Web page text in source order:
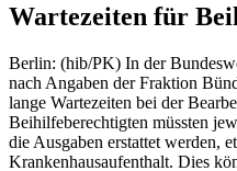
Wartezeiten für
Berlin: (hib/PK) In der
nach Angaben der Fraktion
lange Wartezeiten bei der
Beihilfeberechtigten müssten
die Ausgaben erstattet werden,
Krankenhausaufenthalt. Dies